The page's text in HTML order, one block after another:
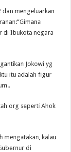
dan mengeluarkan
di Ibukota negara
Jokowi yg
itu adalah figur
org seperti Ahok
mengatakan, kalau
di